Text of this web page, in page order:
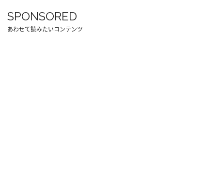
SPONSORED
あわせて読みたいコンテンツ